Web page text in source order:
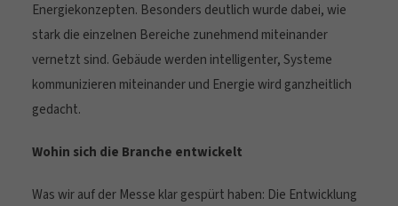
Energiekonzepten. Besonders deutlich wurde dabei, wie
stark die einzelnen Bereiche zunehmend miteinander
vernetzt sind. Gebäude werden intelligenter, Systeme
kommunizieren miteinander und Energie wird ganzheitlich
gedacht.
Wohin sich die Branche entwickelt
Was wir auf der Messe klar gespürt haben: Die Entwicklung